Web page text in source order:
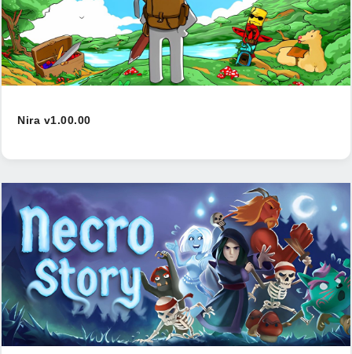
Nira v1.00.00